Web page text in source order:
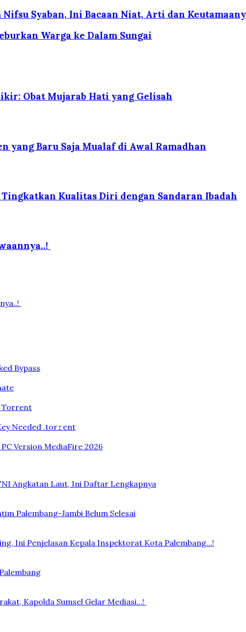
Syaban, Ini Bacaan Niat, Arti dan
Warga ke Dalam Sungai
Obat Mujarab Hati yang Gelisah
yang Baru Saja Mualaf di Awal Ramadhan
Kualitas Diri dengan Sandaran Ibadah
Bypass
Torrent
Needed .tоr𝚛еnt
Version MediaFire 2026
Angkatan Laut, Ini Daftar Lengkapnya
Palembang-Jambi Belum Selesai
Ini Penjelasan Kepala Inspektorat Kota Palembang…!
Kapolda Sumsel Gelar Mediasi…!